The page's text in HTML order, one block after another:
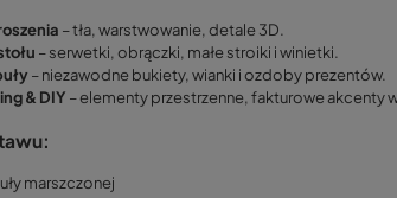
– tła, warstwowanie, detale 3D.
– serwetki, obrączki, małe stroiki i winietki.
– niezawodne bukiety, wianki i ozdoby prezentów.
& DIY – elementy przestrzenne, fakturowe akcenty
marszczonej